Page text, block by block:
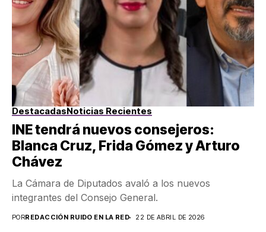
DestacadasNoticias Recientes
INE tendrá nuevos consejeros:
Blanca Cruz, Frida Gómez y Arturo
Chávez
La Cámara de Diputados avaló a los nuevos
integrantes del Consejo General.
PORREDACCIÓN RUIDO EN LA RED 22 DE ABRIL DE 2026